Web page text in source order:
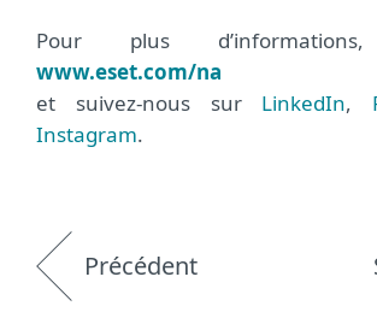
Pour plus
www.eset.com/na
et suivez-nous sur LinkedIn,
Instagram.
Précédent